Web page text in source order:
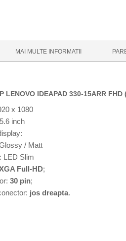
MAI MULTE INFORMATII
LENOVO IDEAPAD 330-15ARR FHD
x 1080
inch
/ Matt
LED Slim
Full-HD;
30 pin;
jos dreapta.